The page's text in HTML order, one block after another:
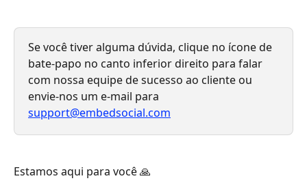
Se você tiver alguma dúvida, clique no ícone de
bate-papo no canto inferior direito para falar
com nossa equipe de sucesso ao cliente ou
envie-nos um e-mail para
support@embedsocial.com
Estamos aqui para você 🙏